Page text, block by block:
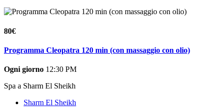
80€
Programma Cleopatra 120 min (con massaggio con olio)
Ogni giorno 12:30 PM
Spa a Sharm El Sheikh
Sharm El Sheikh